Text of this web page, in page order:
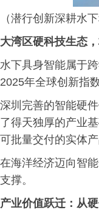
（潜行创新深耕水
大湾区硬科技生态
水下具身智能属于
2025年全球创新指
深圳完善的智能硬
了得天独厚的产业
可批量交付的实体
在海洋经济迈向智
支撑。
产业价值跃迁：从